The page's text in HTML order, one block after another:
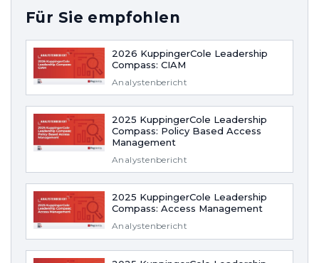
Für Sie empfohlen
2026 KuppingerCole Leadership
Compass: CIAM
Analystenbericht
2025 KuppingerCole Leadership
Compass: Policy Based Access
Management
Analystenbericht
2025 KuppingerCole Leadership
Compass: Access Management
Analystenbericht